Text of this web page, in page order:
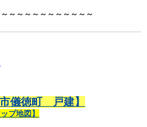
～～～～～～～～～～～
市儀徳町 戸建】
プ地図】